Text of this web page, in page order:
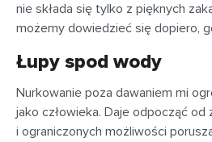
nie składa się tylko z pięknych
możemy dowiedzieć się dopiero,
Łupy spod wody
Nurkowanie poza dawaniem mi
jako człowieka. Daje odpocząć od
i ograniczonych możliwości